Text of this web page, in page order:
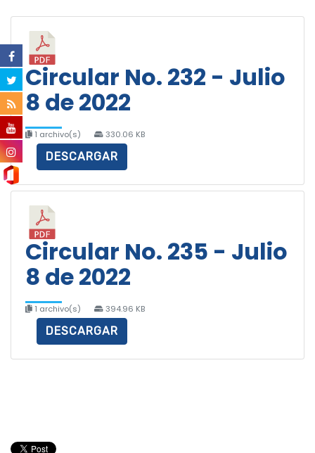
Circular No. 232 - Julio
8 de 2022
1 archivo(s) 330.06 KB
DESCARGAR
Circular No. 235 - Julio
8 de 2022
1 archivo(s) 394.96 KB
DESCARGAR